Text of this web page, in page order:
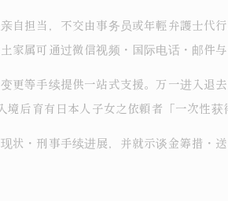
自担当，不交由事务员或年輕弁護士代
属可通过微信视频・国际电话・邮件
更等手续提供一站式支援。万一进入退
后育有日本人子女之依頼者「一次性获
・刑事手续进展，并就示谈金筹措・